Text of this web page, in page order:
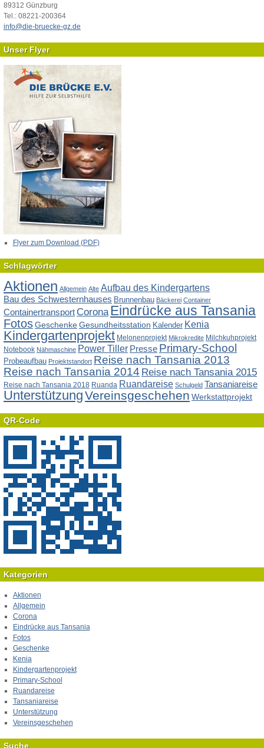
89312 Günzburg
Tel.: 08221-200364
info@die-bruecke-gz.de
Unser Flyer
Flyer zum Download (PDF)
Schlagwörter
Aktionen Allgemein Alte Aufbau des Kindergartens
Bau des Schwesternhauses Brunnenbau Bäckerei Container
Containertransport Corona Eindrücke aus Tansania
FotosGeschenkeGesundheitsstation Kalender Kenia
Kindergartenprojekt Melonenprojekt Mikrokredite Milchkuhprojekt
Notebook Nähmaschine Power Tiller Presse Primary-School
Probeaufbau Projektstandort Reise nach Tansania 2013
Reise nach Tansania 2014 Reise nach Tansania 2015
Reise nach Tansania 2018 Ruanda Ruandareise Schulgeld Tansaniareise
UnterstützungVereinsgeschehen Werkstattprojekt
QR-Code
Kategorien
Aktionen
Allgemein
Corona
Eindrücke aus Tansania
Fotos
Geschenke
Kenia
Kindergartenprojekt
Primary-School
Ruandareise
Tansaniareise
Unterstützung
Vereinsgeschehen
Suche